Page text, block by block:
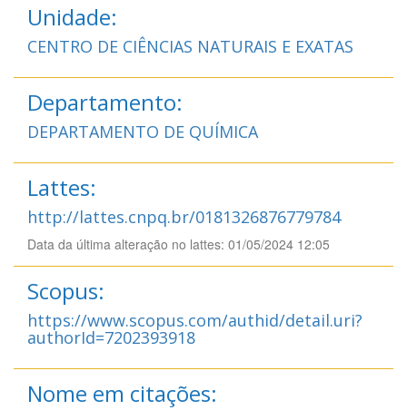
Unidade:
CENTRO DE CIÊNCIAS NATURAIS E EXATAS
Departamento:
DEPARTAMENTO DE QUÍMICA
Lattes:
http://lattes.cnpq.br/0181326876779784
Data da última alteração no lattes: 01/05/2024 12:05
Scopus:
https://www.scopus.com/authid/detail.uri?
authorId=7202393918
Nome em citações: